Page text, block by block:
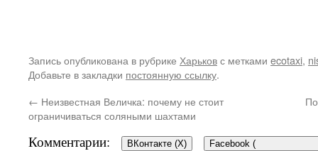
Запись опубликована в рубрике Харьковс метками ecotaxi,
Добавьте в закладки постоянную ссылку.
← Неизвестная Величка: почему не стоит
ограничиваться соляными шахтами
Комментарии: ВКонтакте (X) Facebook (